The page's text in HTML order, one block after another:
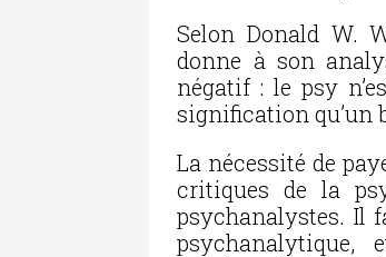
Selon Donald W.
donne à son
négatif : le psy
signification qu’un
La nécessité de
critiques de la
psychanalystes. Il
psychanalytique,